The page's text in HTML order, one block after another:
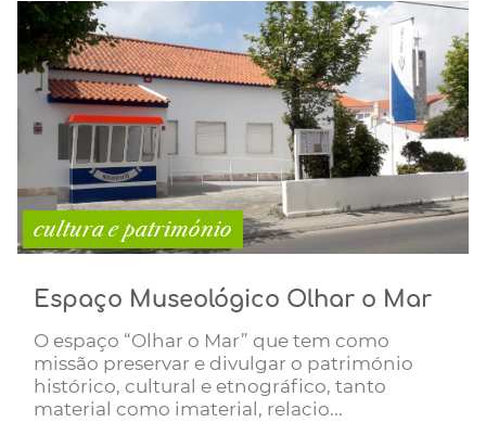
cultura e património
Espaço Museológico Olhar o Mar
O espaço “Olhar o Mar” que tem como
missão preservar e divulgar o património
histórico, cultural e etnográfico, tanto
material como imaterial, relacio...